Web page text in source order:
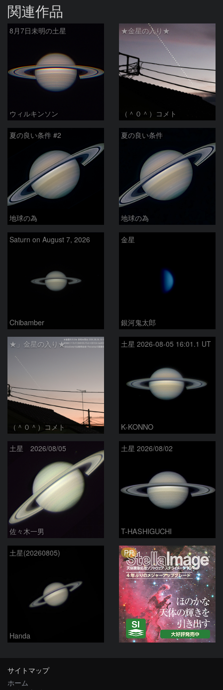
関連作品
8月7日未明の土星
ウィルキンソン
★金星の入り★
（＾０＾）コメト
夏の良い条件 #2
地球の為
夏の良い条件
地球の為
Saturn on August 7, 2026
Chibamber
金星
銀河鬼太郎
★」金星の入り★
（＾０＾）コメト
土星 2026-08-05 16:01.1 UT
K-KONNO
土星 2026/08/05
佐々木一男
土星 2026/08/02
T-HASHIGUCHI
土星(20260805)
Handa
PR
サイトマップ
ホーム